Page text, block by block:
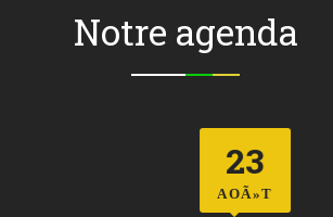
Notre agenda
23
AOÃ»T